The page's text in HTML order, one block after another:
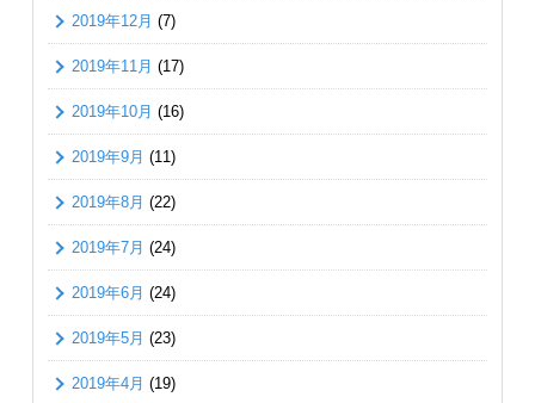
2019年12月 (7)
2019年11月 (17)
2019年10月 (16)
2019年9月 (11)
2019年8月 (22)
2019年7月 (24)
2019年6月 (24)
2019年5月 (23)
2019年4月 (19)